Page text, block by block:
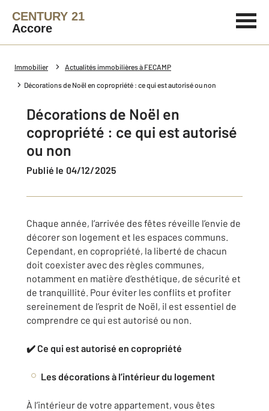
CENTURY 21
Accore
Immobilier Actualités immobilières à FECAMP
Décorations de Noël en copropriété : ce qui est autorisé ou non
Décorations de Noël en
copropriété : ce qui est autorisé
ou non
Publié le 04/12/2025
Chaque année, l’arrivée des fêtes réveille l’envie de
décorer son logement et les espaces communs.
Cependant, en copropriété, la liberté de chacun
doit coexister avec des règles communes,
notamment en matière d’esthétique, de sécurité et
de tranquillité. Pour éviter les conflits et profiter
sereinement de l’esprit de Noël, il est essentiel de
comprendre ce qui est autorisé ou non.
✔️ Ce qui est autorisé en copropriété
Les décorations à l’intérieur du logement
À l’intérieur de votre appartement, vous êtes